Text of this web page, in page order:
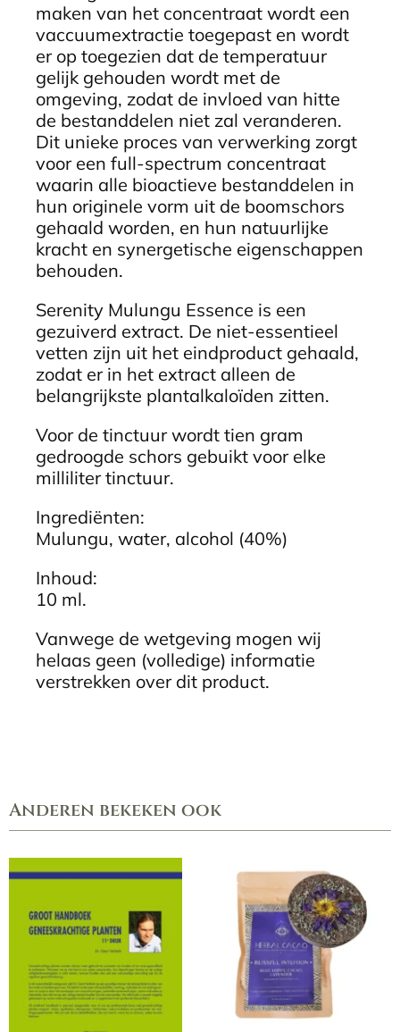
maken van het concentraat wordt een
vaccuumextractie toegepast en wordt
er op toegezien dat de temperatuur
gelijk gehouden wordt met de
omgeving, zodat de invloed van hitte
de bestanddelen niet zal veranderen.
Dit unieke proces van verwerking zorgt
voor een full-spectrum concentraat
waarin alle bioactieve bestanddelen in
hun originele vorm uit de boomschors
gehaald worden, en hun natuurlijke
kracht en synergetische eigenschappen
behouden.
Serenity Mulungu Essence is een
gezuiverd extract. De niet-essentieel
vetten zijn uit het eindproduct gehaald,
zodat er in het extract alleen de
belangrijkste plantalkaloïden zitten.
Voor de tinctuur wordt tien gram
gedroogde schors gebuikt voor elke
milliliter tinctuur.
Ingrediënten:
Mulungu, water, alcohol (40%)
Inhoud:
10 ml.
V​​​​​​​anwege de wetgeving mogen wij
helaas geen (volledige) informatie
verstrekken over dit product.
Anderen bekeken ook